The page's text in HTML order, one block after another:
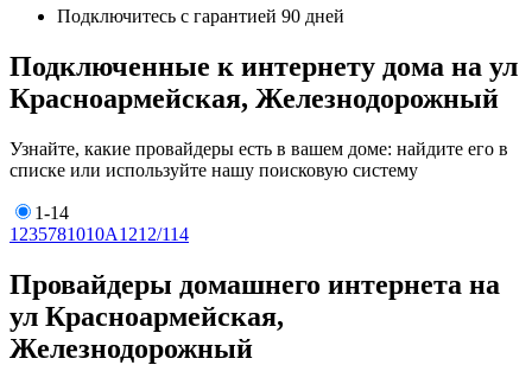
Подключитесь с гарантией 90 дней
Подключенные к интернету дома на ул
Красноармейская, Железнодорожный
Узнайте, какие провайдеры есть в вашем доме: найдите его в
списке или используйте нашу поисковую систему
1-14
1 235781010А1212/114
Провайдеры домашнего интернета на
ул Красноармейская,
Железнодорожный